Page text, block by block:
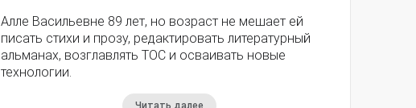
Алле Васильевне 89 лет, но возраст не мешает ей
писать стихи и прозу, редактировать литературный
альманах, возглавлять ТОС и осваивать новые
технологии.
Читать далее